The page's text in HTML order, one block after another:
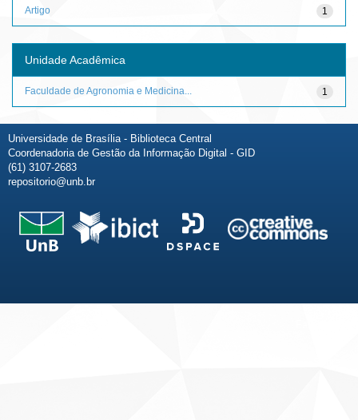
1
Artigo
Unidade Acadêmica
1
Faculdade de Agronomia e Medicina...
Universidade de Brasília - Biblioteca Central
Coordenadoria de Gestão da Informação Digital - GID
(61) 3107-2683
repositorio@unb.br